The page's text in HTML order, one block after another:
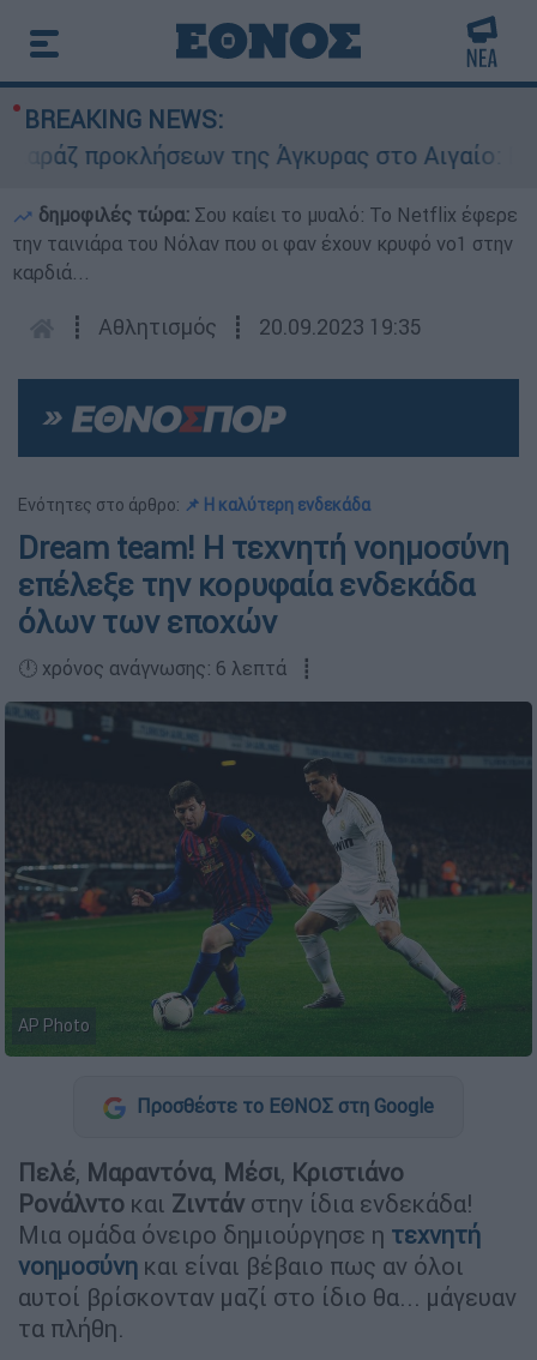
BREAKING NEWS:
προκλήσεων της Άγκυρας στο Αιγαίο:
δημοφιλές τώρα: Σου καίει το μυαλό: Το Netflix έφερε
την ταινιάρα του Νόλαν που οι φαν έχουν κρυφό νο1 στην
καρδιά...
┋ Αθλητισμός ┋ 20.09.2023 19:35
Ενότητες στο άρθρο: 📌 Η καλύτερη ενδεκάδα
Dream team! H τεχνητή νοημοσύνη
επέλεξε την κορυφαία ενδεκάδα
όλων των εποχών
🕛 χρόνος ανάγνωσης: 6 λεπτά ┋
AP Photo
Προσθέστε το ΕΘΝΟΣ στη Google
Πελέ, Μαραντόνα, Μέσι, Κριστιάνο
Ρονάλντο και Ζιντάν στην ίδια ενδεκάδα!
Μια ομάδα όνειρο δημιούργησε η τεχνητή
νοημοσύνη και είναι βέβαιο πως αν όλοι
αυτοί βρίσκονταν μαζί στο ίδιο θα... μάγευαν
τα πλήθη.